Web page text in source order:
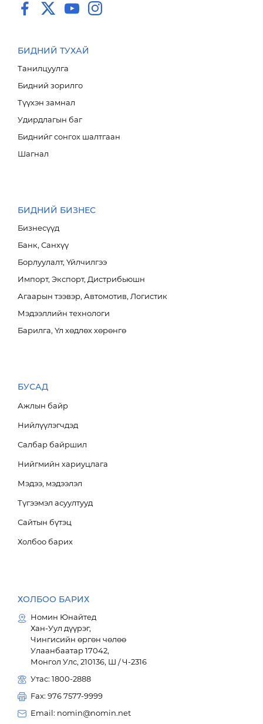
БИДНИЙ ТУХАЙ
Танилцуулга
Бидний зорилго
Түүхэн замнал
Удирдлагын баг
Биднийг сонгох шалтгаан
Шагнал
БИДНИЙ БИЗНЕС
Бизнесүүд
Банк, Санхүү
Борлуулалт, Үйлчилгээ
Импорт, Экспорт, Дистрибьюшн
Агаарын тээвэр, Автомотив, Логистик
Мэдээллийн технологи
Барилга, Үл хөдлөх хөрөнгө
БУСАД
Ажлын байр
Нийлүүлэгчдэд
Салбар байршил
Нийгмийн хариуцлага
Мэдээ, мэдээлэл
Түгээмэл асуултууд
Сайтын бүтэц
Холбоо барих
ХОЛБОО БАРИХ
Номин Юнайтед
Хан-Уул дүүрэг,
Чингисийн өргөн чөлөө
Улаанбаатар 17042,
Монгол Улс, 210136, Ш / Ч-2316
Утас: 1800-2888
Fax: 976 7577-9999
Email: nomin@nomin.net